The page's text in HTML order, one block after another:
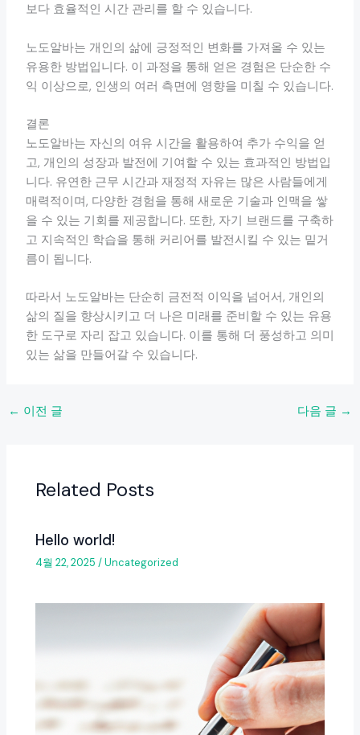
보다 효율적인 시간 관리를 할 수 있습니다.
노도알바는 개인의 삶에 긍정적인 변화를 가져올 수 있는
유용한 방법입니다. 이 과정을 통해 얻은 경험은 단순한 수
익 이상으로, 인생의 여러 측면에 영향을 미칠 수 있습니다.
결론
노도알바는 자신의 여유 시간을 활용하여 추가 수익을 얻
고, 개인의 성장과 발전에 기여할 수 있는 효과적인 방법입
니다. 유연한 근무 시간과 재정적 자유는 많은 사람들에게
매력적이며, 다양한 경험을 통해 새로운 기술과 인맥을 쌓
을 수 있는 기회를 제공합니다. 또한, 자기 브랜드를 구축하
고 지속적인 학습을 통해 커리어를 발전시킬 수 있는 밑거
름이 됩니다.
따라서 노도알바는 단순히 금전적 이익을 넘어서, 개인의
삶의 질을 향상시키고 더 나은 미래를 준비할 수 있는 유용
한 도구로 자리 잡고 있습니다. 이를 통해 더 풍성하고 의미
있는 삶을 만들어갈 수 있습니다.
← 이전 글 다음 글 →
Related Posts
Hello world!
4월 22, 2025/Uncategorized